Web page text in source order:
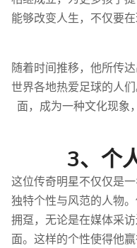
能够改变人生，不仅要
随着时间推移，他所传
世界各地热爱足球的人
面，成为一种文化现象
3、个
这位传奇明星不仅仅是
独特个性与风范的人物
拥趸，无论是在媒体采
面。这样的个性使得他